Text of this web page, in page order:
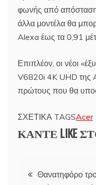
φωνής από
άλλα μοντέλα θα
Alexa έως τα 0,91
Επιπλέον, οι νέοι
V6820i 4K UHD της
πρώτους που θα
ΣΧΕΤΙΚΑ TAGSAcer
ΚΑΝΤΕ LIKE
Πλοήγηση
Θανατηφόρο